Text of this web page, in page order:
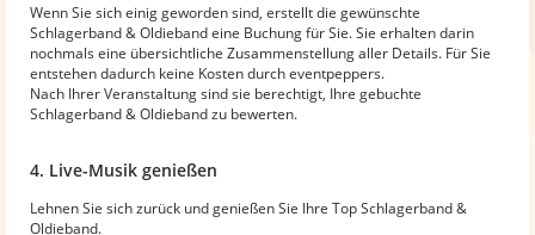
Wenn Sie sich einig geworden sind, erstellt die gewünschte
Schlagerband & Oldieband eine Buchung für Sie. Sie erhalten darin
nochmals eine übersichtliche Zusammenstellung aller Details. Für Sie
entstehen dadurch keine Kosten durch eventpeppers.
Nach Ihrer Veranstaltung sind sie berechtigt, Ihre gebuchte
Schlagerband & Oldieband zu bewerten.
4. Live-Musik genießen
Lehnen Sie sich zurück und genießen Sie Ihre Top Schlagerband &
Oldieband.